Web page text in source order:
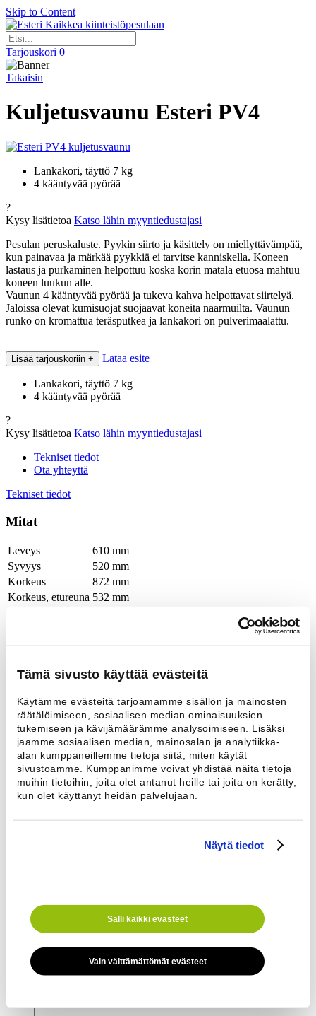
Tämä sivusto käyttää evästeitä
Käytämme evästeitä tarjoamamme sisällön ja mainosten
räätälöimiseen, sosiaalisen median ominaisuuksien
tukemiseen ja kävijämäärämme analysoimiseen. Lisäksi
jaamme sosiaalisen median, mainosalan ja analytiikka-
alan kumppaneillemme tietoja siitä, miten käytät
sivustoamme. Kumppanimme voivat yhdistää näitä tietoja
muihin tietoihin, joita olet antanut heille tai joita on kerätty,
kun olet käyttänyt heidän palvelujaan.
Näytä tiedot
Salli kaikki evästeet
Vain välttämättömät evästeet
Skip to Content
Kaikkea kiinteistöpesulaan
Tarjouskori 0
Takaisin
Kuljetusvaunu Esteri PV4
Lankakori, täyttö 7 kg
4 kääntyvää pyörää
?
Kysy lisätietoa Katso lähin myyntiedustajasi
Pesulan peruskaluste. Pyykin siirto ja käsittely on miellyttävämpää,
kun painavaa ja märkää pyykkiä ei tarvitse kanniskella. Koneen
lastaus ja purkaminen helpottuu koska korin matala etuosa mahtuu
koneen luukun alle.
Vaunun 4 kääntyvää pyörää ja tukeva kahva helpottavat siirtelyä.
Jaloissa olevat kumisuojat suojaavat koneita naarmuilta. Vaunun
runko on kromattua teräsputkea ja lankakori on pulverimaalattu.
Lisää tarjouskoriin + Lataa esite
Lankakori, täyttö 7 kg
4 kääntyvää pyörää
?
Kysy lisätietoa Katso lähin myyntiedustajasi
Tekniset tiedot
Ota yhteyttä
Tekniset tiedot
Mitat
Leveys
610 mm
Syvyys
520 mm
Korkeus
872 mm
Korkeus, etureuna 532 mm
Syvyys
70 mm
Painot
Tuote
7,3 kg
Pakkauksineen 9 kg
Muut tiedot
Täyttömäärä 7 kg
Sähköposti
Puhelinnumero *